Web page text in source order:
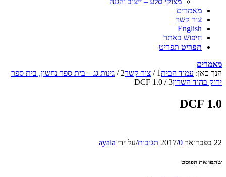
מאמרים
צור קשר
English
חיפוש באתר
תפריט תפריט
מאמרים
הנך כאן: עמוד הבית1
/ צור קשר2
/ גינות גג – בית ספר נחשון, בית ספר
ירוק בהוד השרון3
/
DCF 1.0
DCF 1.0
22 בפברואר 2017 /0 תגובות /על ידי ayala
שתפו את הפוסט